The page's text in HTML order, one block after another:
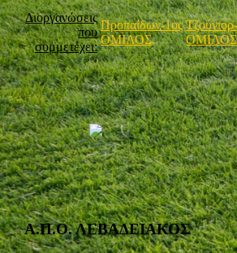
Διοργανώσεις
που
συμμετέχει:
Προπαίδων-1ος
ΟΜΙΛΟΣ
ΟΜΙΛΟΣ
Α.Π.Ο. ΛΕΒΑΔΕΙΑΚΟΣ